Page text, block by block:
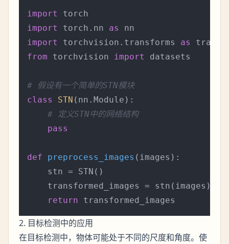
import
import
torch.nn as
import
torchvision.transforms as
from torchvision import datasets
# 假设有一个简单的STN模块
class
STN (nn.Module):
# 定义STN中的网络结构
pass
def preprocess_images ( images ):
    stn = STN()
    transformed_images = stn(images)
return
2. 目标检测中的应用
在目标检测中，物体可能处于不同的尺度和角度。使